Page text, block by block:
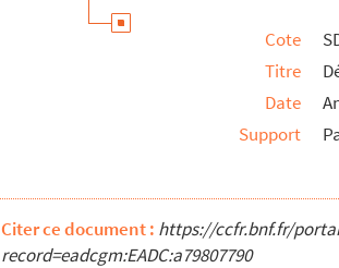
Cote
Titre
Date
Support
Citer ce document : https://ccfr.bnf.fr/
record=eadcgm:EADC:a79807790